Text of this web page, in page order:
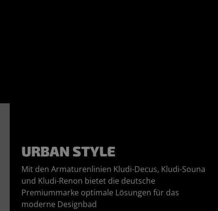
URBAN STYLE
Mit den Armaturenlinien Kludi-Decus, Kludi-Souna
und Kludi-Renon bietet die deutsche
Premiummarke optimale Lösungen für das
moderne Designbad